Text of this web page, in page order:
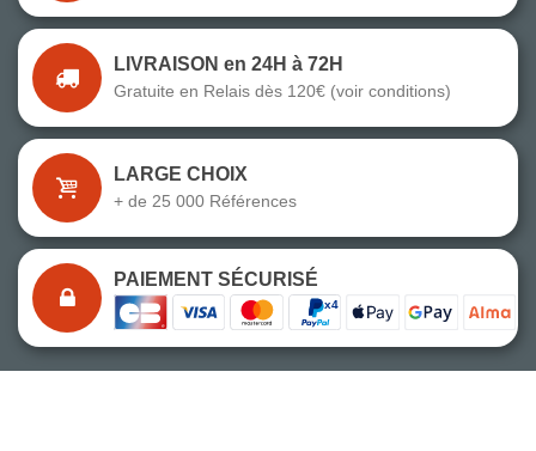
LIVRAISON en 24H à 72H
Gratuite en Relais dès 120€ (voir conditions)
LARGE CHOIX
+ de 25 000 Références
PAIEMENT SÉCURISÉ